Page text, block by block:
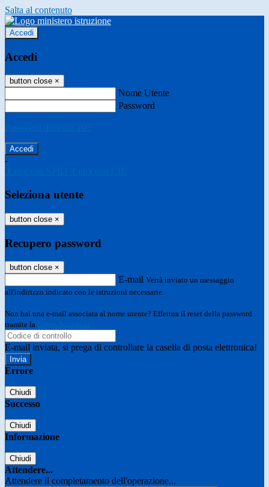
Salta al contenuto
Accedi
Accedi
button close ×
Nome Utente
Password
-
Seleziona utente
button close ×
Recupero password
button close ×
E-mail Verrà inviato un messaggio
all'indirizzo indicato con le istruzioni necessarie.
Non hai una e-mail associata al nome utente? Effettua il reset della password
tramite la
E-mail inviata, si prega di controllare la casella di posta elettronica!
Errore
Chiudi
Successo
Chiudi
Informazione
Chiudi
Attendere...
Attendere il completamento dell'operazione...